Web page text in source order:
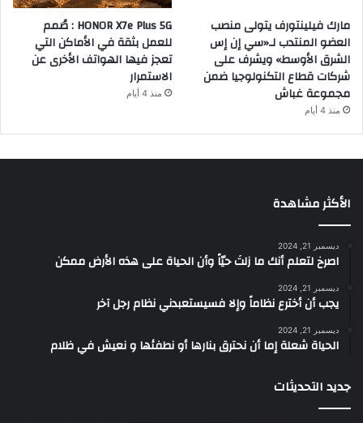
مارك فيلينتورف يتولى منصب
العضو المنتدب لـ«سي إن إس
الشرق الأوسط» ويشرف على
شركات قطاع التكنولوجيا ضمن
مجموعة غباش
منذ 4 أيام
HONOR X7e Plus 5G : صُمم
للعمل بثقة في الأماكن التي
تعجز فيها الهواتف الأخرى عن
الاستمرار
منذ 4 أيام
الأكثر مشاهدة
ديسمبر 21, 2024
‫اصرخ لتعلم أنك ما زلتَ حيّاً وأن الحياة على هذه الأرض ممكن
ديسمبر 21, 2024
يجب أن أخترع نظاماً وإلا فسيستعبدني نظام رجل آخر
ديسمبر 21, 2024
الحياة شعلة إما أن نحترق بنارها أو نطفئها و نعيش في ظلام
جديد التحديثات